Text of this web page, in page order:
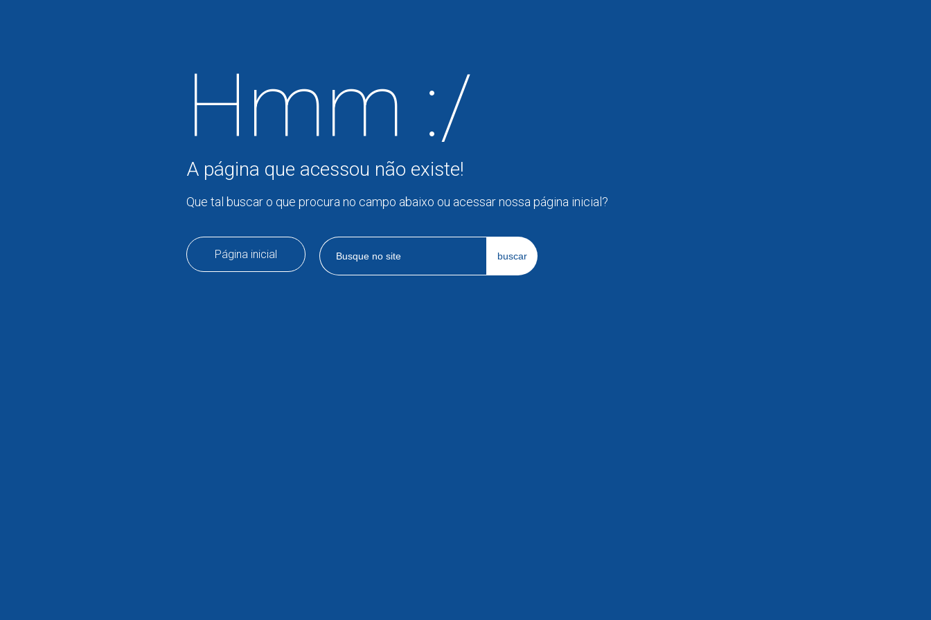
Hmm :/
A página que acessou não existe!
Que tal buscar o que procura no campo abaixo ou acessar nossa página inicial?
Página inicial